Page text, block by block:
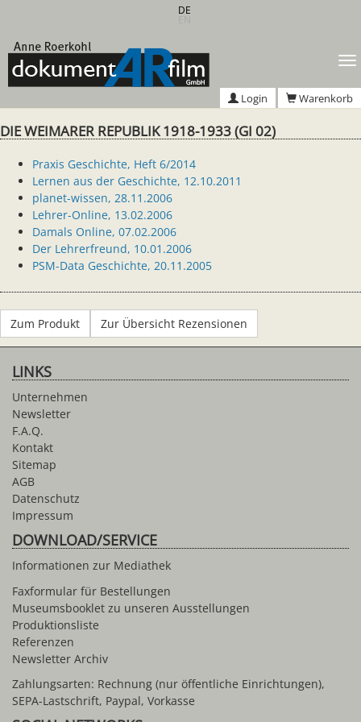
springen
DE
Login Warenkorb
DIE WEIMARER REPUBLIK 1918-1933 (GI 02)
Praxis Geschichte, Heft 6/2014
Lernen aus der Geschichte, 12.10.2011
planet-wissen, 28.11.2006
Lehrer-Online, 13.02.2006
Damals Online, 07.02.2006
Der Lehrerfreund, 10.01.2006
PSM-Data Geschichte, 20.11.2005
Zum Produkt Zur Übersicht Rezensionen
LINKS
Unternehmen
Newsletter
F.A.Q.
Kontakt
Sitemap
AGB
Datenschutz
Impressum
DOWNLOAD/SERVICE
Informationen zur Mediathek
Faxformular für Bestellungen
Museumsbooklet zu unseren Ausstellungen
Produktionsliste
Referenzen
Newsletter Archiv
Zahlungsarten: Rechnung (nur öffentliche Einrichtungen),
SEPA-Lastschrift, Paypal, Vorkasse